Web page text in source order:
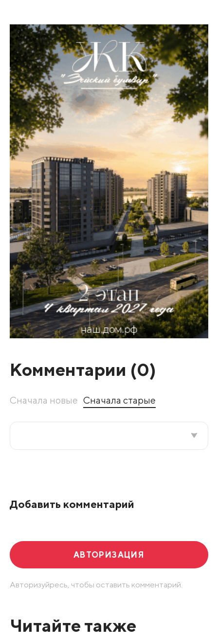
Комментарии (0)
Сначала новые Сначала старые
Добавить комментарий
АВТОРИЗАЦИЯ
Авторизуйресь, чтобы оставить комментарий.
Читайте также